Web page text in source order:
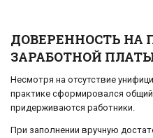
ДОВЕРЕННОСТЬ НА
ЗАРАБОТНОЙ
Несмотря на отсутствие
практике сформировался
придерживаются работники.
При заполнении вручную